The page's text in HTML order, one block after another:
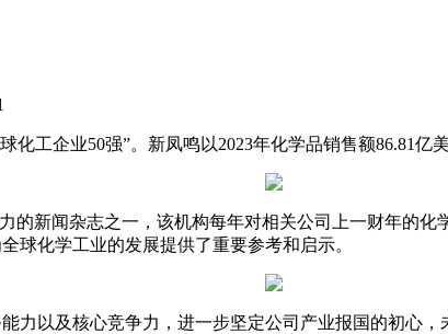
工企业50强”。新凤鸣以2023年化学品销售额86.81亿
的新闻杂志之一，该机构每年对相关公司上一财年的
球化学工业的发展提供了重要参考和启示。
力以及核心竞争力，进一步坚定公司产业报国的初心